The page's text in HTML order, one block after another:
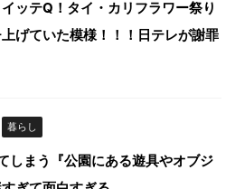
イッテQ！タイ・カリフラワー祭り
げていた模様！！！日テレが謝罪
暮らし
しまう『公園にある遊具やオブジ